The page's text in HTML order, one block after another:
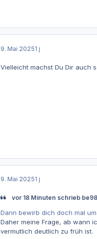
9. Mai 20251 j
Vielleicht machst Du Dir auch
9. Mai 20251 j
vor 18 Minuten schrieb
Dann bewirb dich doch mal
Daher meine Frage, ab wann
vermutlich deutlich zu früh ist.